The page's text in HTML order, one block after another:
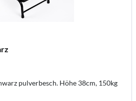
pulverbesch. Höhe 38cm, 150kg